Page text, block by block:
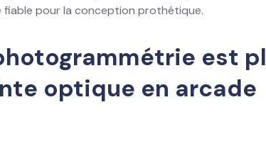
fiable pour la conception prothétique.
est
optique en arcade